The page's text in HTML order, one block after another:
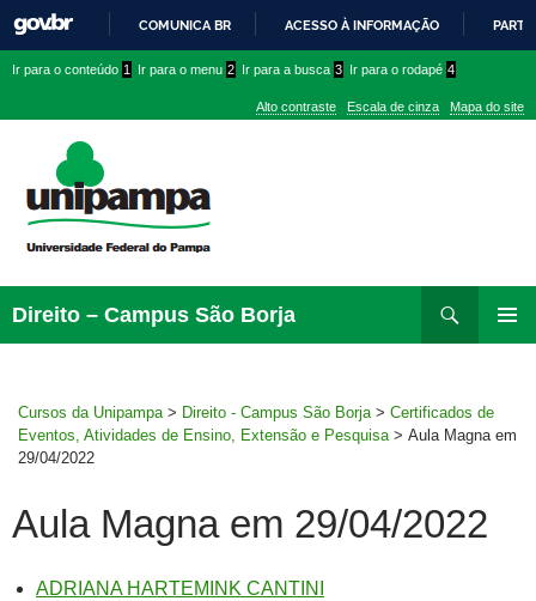
PARA
CONTEÚDO
COMUNICA BR ACESSO À INFORMAÇÃO
conteúdo
menu
superior
menu
Ir para o conteúdo 1 Ir para o menu 2 Ir para a busca 3 Ir para o rodapé 4
Alto contraste Escala de cinza Mapa do site
Direito – Campus São Borja
para
Cursos da Unipampa > Direito - Campus São Borja > Certificados de
Eventos, Atividades de Ensino, Extensão e Pesquisa > Aula Magna em
29/04/2022
Aula Magna em 29/04/2022
ADRIANA HARTEMINK CANTINI